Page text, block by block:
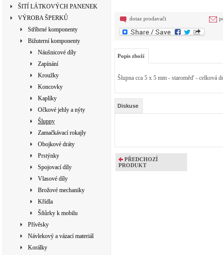
ŠITÍ LÁTKOVÝCH PANENEK
VÝROBA ŠPERKŮ
Stříbrné komponenty
Bižuterní komponenty
Náušnicové díly
Zapínání
Kroužky
Koncovky
Kaplíky
Očkové jehly a nýty
Šlupny
Zamačkávací rokajly
Obojkové dráty
Prstýnky
Spojovací díly
Vlasové díly
Brožové mechaniky
Křídla
Šňůrky k mobilu
Přívěsky
Návlekový a vázací materiál
Korálky
dotaz prodavači
Popis zboží
Šlupna cca 5 x 5 mm - staroměď - celková
Diskuse
PŘEDCHOZÍ
PRODUKT